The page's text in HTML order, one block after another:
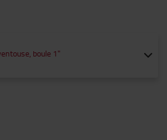
boule 1"